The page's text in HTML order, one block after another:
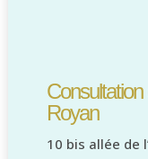
Royan
10 bis allée de